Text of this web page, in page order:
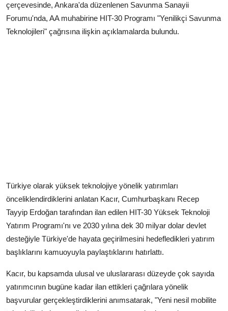
çerçevesinde, Ankara'da düzenlenen Savunma Sanayii
Forumu'nda, AA muhabirine HIT-30 Programı "Yenilikçi Savunma
Teknolojileri" çağrısına ilişkin açıklamalarda bulundu.
Türkiye olarak yüksek teknolojiye yönelik yatırımları
önceliklendirdiklerini anlatan Kacır, Cumhurbaşkanı Recep
Tayyip Erdoğan tarafından ilan edilen HIT-30 Yüksek Teknoloji
Yatırım Programı'nı ve 2030 yılına dek 30 milyar dolar devlet
desteğiyle Türkiye'de hayata geçirilmesini hedefledikleri yatırım
başlıklarını kamuoyuyla paylaştıklarını hatırlattı.
Kacır, bu kapsamda ulusal ve uluslararası düzeyde çok sayıda
yatırımcının bugüne kadar ilan ettikleri çağrılara yönelik
başvurular gerçekleştirdiklerini anımsatarak, "Yeni nesil mobilite